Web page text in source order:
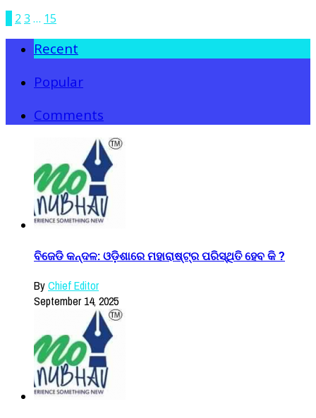
2 3 … 15
Recent
Popular
Comments
ବିଜେଡି କନ୍ଦଳ: ଓଡ଼ିଶାରେ ମହାରାଷ୍ଟ୍ର ପରିସ୍ଥିତି ହେବ କି ?
ByChief Editor
September 14, 2025